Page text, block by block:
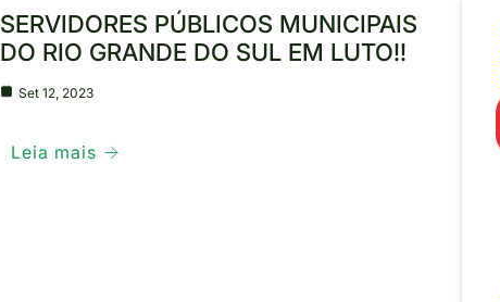
SERVIDORES PÚBLICOS MUNICIPAIS
DO RIO GRANDE DO SUL EM LUTO!!
Set 12, 2023
Leia mais